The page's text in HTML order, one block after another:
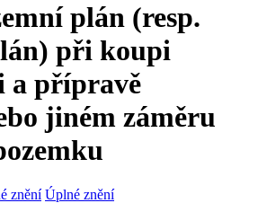
plán (resp.
při koupi
a přípravě
jiném záměru
znění Úplné znění